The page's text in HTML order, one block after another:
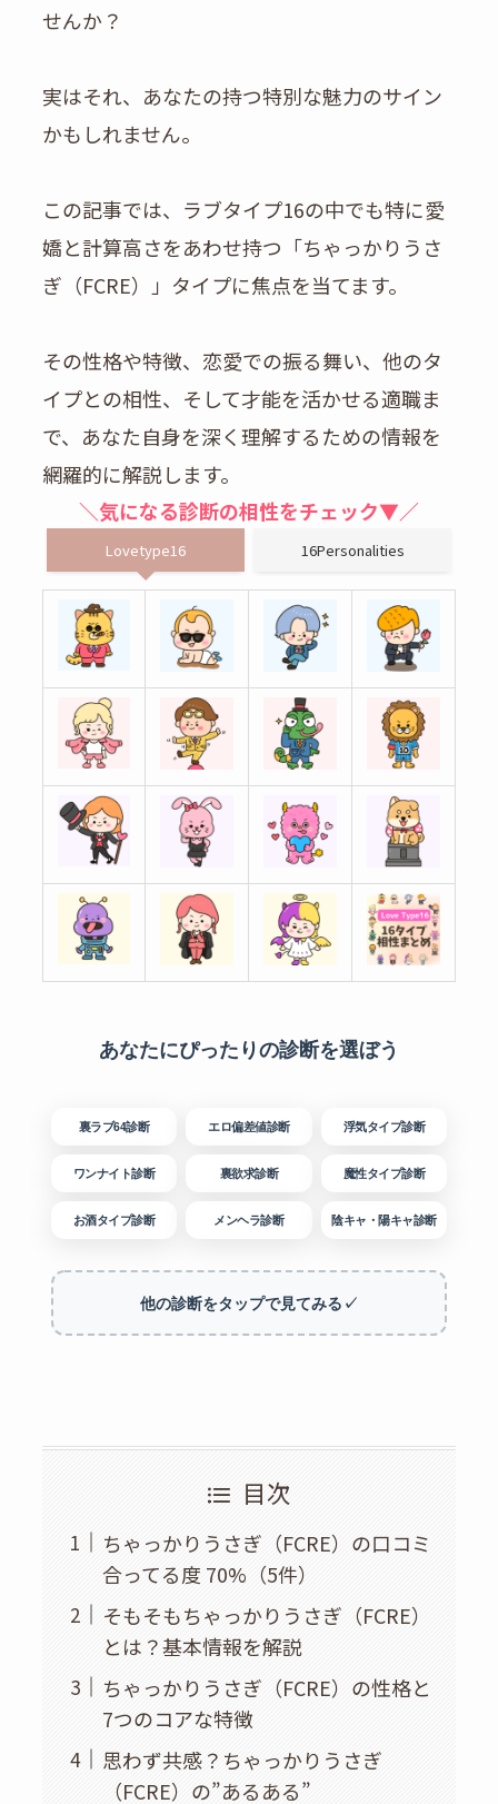
せんか？
実はそれ、あなたの持つ特別な魅力のサイン
かもしれません。
この記事では、ラブタイプ16の中でも特に愛
嬌と計算高さをあわせ持つ「ちゃっかりうさ
ぎ（FCRE）」タイプに焦点を当てます。
その性格や特徴、恋愛での振る舞い、他のタ
イプとの相性、そして才能を活かせる適職ま
で、あなた自身を深く理解するための情報を
網羅的に解説します。
＼気になる診断の相性をチェック▼／
Lovetype16 16Personalities
あなたにぴったりの診断を選ぼう
裏ラブ64診断 エロ偏差値診断 浮気タイプ診断
ワンナイト診断 裏欲求診断 魔性タイプ診断
お酒タイプ診断 メンヘラ診断 陰キャ・陽キャ診断
他の診断をタップで見てみる✓
目次
ちゃっかりうさぎ（FCRE）の口コミ
合ってる度 70%（5件）
そもそもちゃっかりうさぎ（FCRE）
とは？基本情報を解説
ちゃっかりうさぎ（FCRE）の性格と
7つのコアな特徴
思わず共感？ちゃっかりうさぎ
（FCRE）の”あるある”